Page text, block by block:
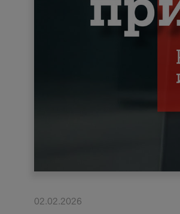
02.02.2026